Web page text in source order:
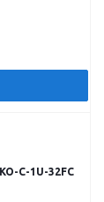
С-1U-32FC